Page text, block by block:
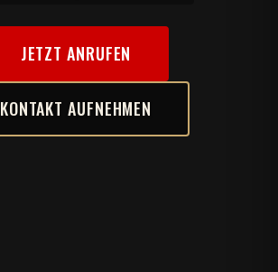
JETZT ANRUFEN
KONTAKT AUFNEHMEN